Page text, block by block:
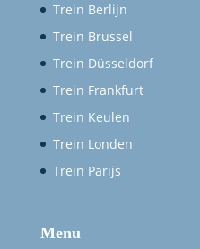
Trein Berlijn
Trein Brussel
Trein Düsseldorf
Trein Frankfurt
Trein Keulen
Trein Londen
Trein Parijs
Menu